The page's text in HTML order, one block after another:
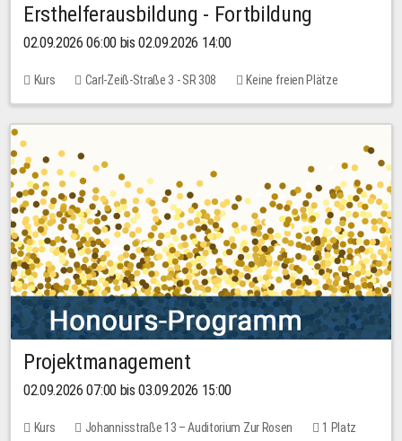
Ersthelferausbildung - Fortbildung
02.09.2026 06:00 bis 02.09.2026 14:00
Kurs Carl-Zeiß-Straße 3 - SR 308 Keine freien Plätze
Projektmanagement
02.09.2026 07:00 bis 03.09.2026 15:00
Kurs Johannisstraße 13 – Auditorium Zur Rosen 1 Platz